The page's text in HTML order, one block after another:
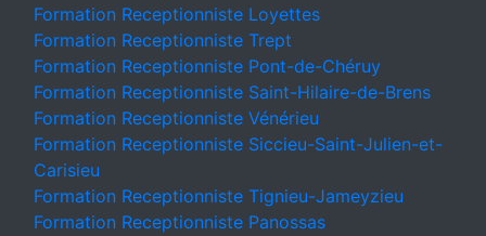
Formation Receptionniste Loyettes
Formation Receptionniste Trept
Formation Receptionniste Pont-de-Chéruy
Formation Receptionniste Saint-Hilaire-de-Brens
Formation Receptionniste Vénérieu
Formation Receptionniste Siccieu-Saint-Julien-et-
Carisieu
Formation Receptionniste Tignieu-Jameyzieu
Formation Receptionniste Panossas